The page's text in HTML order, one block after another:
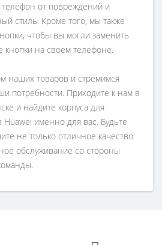
от повреждений и
стиль. Кроме того, мы также
чтобы вы могли заменить
кнопки на своем телефоне.
наших товаров и стремимся
потребности. Приходите к нам в
и найдите корпуса для
именно для вас. Будьте
не только отличное качество
обслуживание со стороны